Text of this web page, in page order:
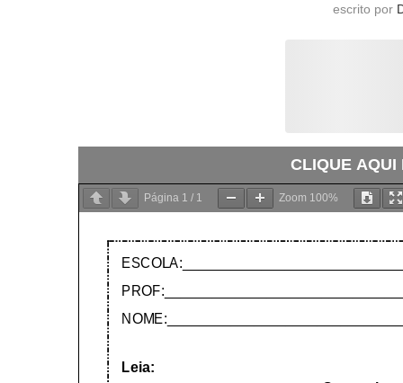
escrito por
CLIQUE AQUI
Página 1 / 1 Zoom 100%